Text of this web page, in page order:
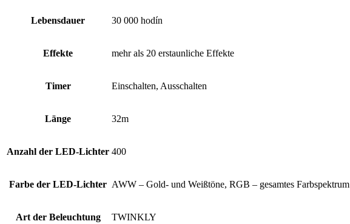
Lebensdauer 30 000 hodín
Effekte mehr als 20 erstaunliche Effekte
Timer Einschalten, Ausschalten
Länge 32m
Anzahl der LED-Lichter 400
Farbe der LED-Lichter AWW – Gold- und Weißtöne, RGB – gesamtes Farbspektrum
Art der Beleuchtung TWINKLY